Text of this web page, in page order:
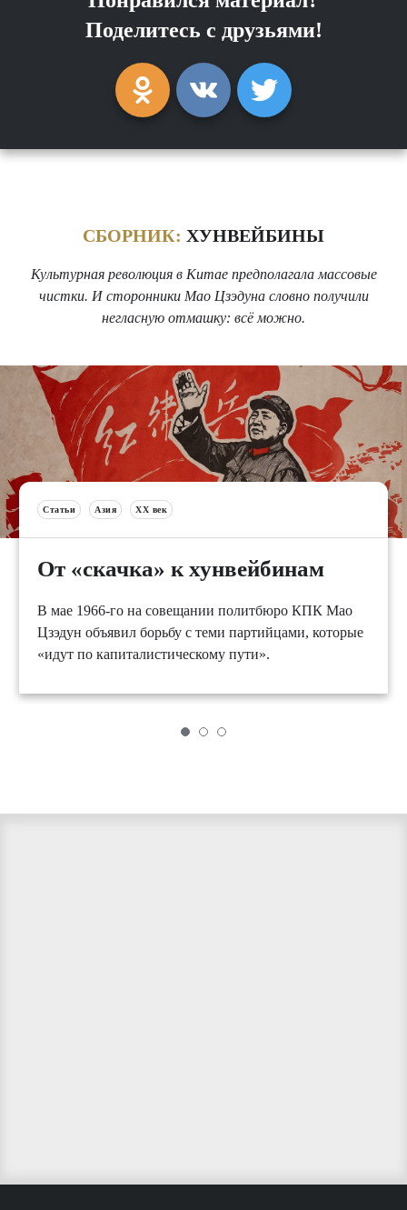
Поделитесь с друзьями!
СБОРНИК: ХУНВЕЙБИНЫ
Культурная революция в Китае предполагала массовые
чистки. И сторонники Мао Цзэдуна словно получили
негласную отмашку: всё можно.
Статьи Азия XX век
От «скачка» к хунвейбинам
В мае 1966-го на совещании политбюро КПК Мао
Цзэдун объявил борьбу с теми партийцами, которые
«идут по капиталистическому пути».